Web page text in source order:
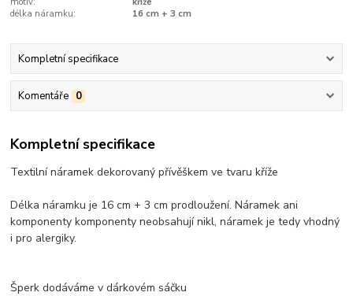
délka náramku:
16 cm + 3 cm
Kompletní specifikace
Komentáře 0
Kompletní specifikace
Textilní náramek dekorovaný přívěškem ve tvaru kříže
Délka náramku je 16 cm + 3 cm prodloužení. Náramek ani
komponenty komponenty neobsahují nikl, náramek je tedy vhodný
i pro alergiky.
Šperk dodáváme v dárkovém sáčku